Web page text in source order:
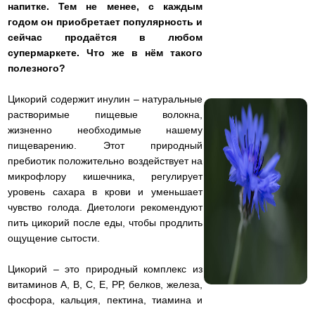
напитке. Тем не менее, с каждым
годом он приобретает популярность и
сейчас продаётся в любом
супермаркете. Что же в нём такого
полезного?
Цикорий содержит инулин – натуральные
растворимые пищевые волокна,
жизненно необходимые нашему
пищеварению. Этот природный
пребиотик положительно воздействует на
микрофлору кишечника, регулирует
уровень сахара в крови и уменьшает
чувство голода. Диетологи рекомендуют
пить цикорий после еды, чтобы продлить
ощущение сытости.
Цикорий – это природный комплекс из
витаминов А, В, С, Е, РР, белков, железа,
фосфора, кальция, пектина, тиамина и